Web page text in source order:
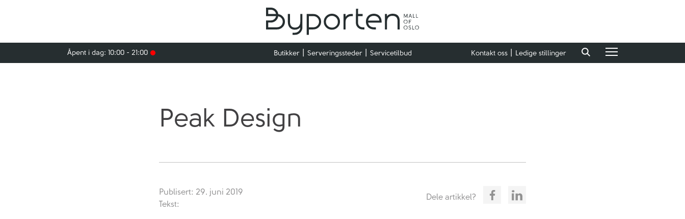
Åpent i dag: 10:00 - 21:00 Butikker Serveringssteder Servicetilbud Kontakt oss Ledige stillinger
Peak Design
Publisert: 29. juni 2019
Tekst:
Dele artikkel?